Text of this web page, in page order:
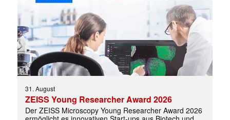
31. August
ZEISS Young Researcher Award 2026
Der ZEISS Microscopy Young Researcher Award 2026